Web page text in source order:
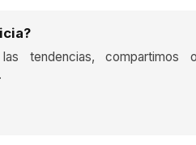
tendencias, compartimos